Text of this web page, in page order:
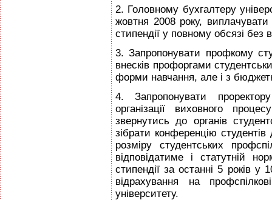
2. Головному бухгалтеру
жовтня 2008 року,
стипендії у повному обсязі без
3. Запропонувати профкому
внесків профоргами
форми навчання, але і з
4. Запропонувати
організації виховного
звернутись до органів
зібрати конференцію
розміру студентських
відповідатиме і статутній
стипендії за останні 5 років у
відрахування на
університету.